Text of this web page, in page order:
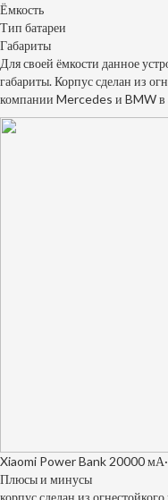
Ёмкость
Тип батареи
Габариты
Для своей ёмкости данное
габариты. Корпус сделан из
компании Mercedes и BMW в
Xiaomi Power Bank 20000
Плюсы и минусы
корпус сделан из